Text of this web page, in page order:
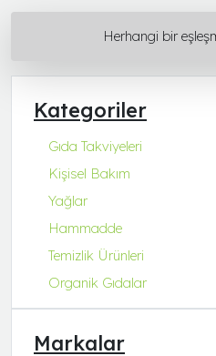
Kategoriler
Gıda Takviyeleri
Kişisel Bakım
Yağlar
Hammadde
Temizlik Ürünleri
Organik Gıdalar
Markalar
Herhangi bir